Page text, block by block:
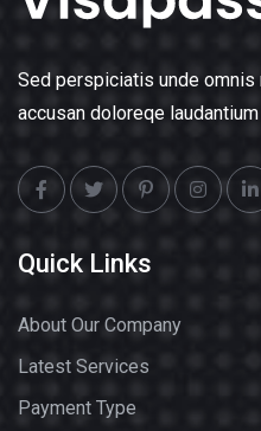
Sed perspiciatis unde omnis
accusan doloreqe
Quick Links
About Our Company
Latest Services
Payment Type